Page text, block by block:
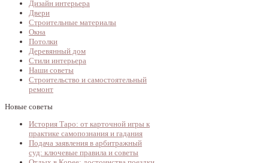
Дизайн интерьера
Двери
Строительные материалы
Окна
Потолки
Деревянный дом
Стили интерьера
Наши советы
Строительство и самостоятельный
ремонт
Новые советы
История Таро: от карточной игры к
практике самопознания и гадания
Подача заявления в арбитражный
суд: ключевые правила и советы